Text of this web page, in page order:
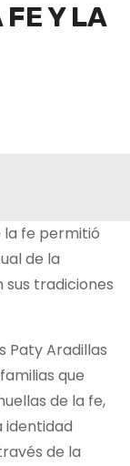
FE Y LA
la fe permitió
de la
tradiciones
Paty Aradillas
que
de la fe,
identidad
de la